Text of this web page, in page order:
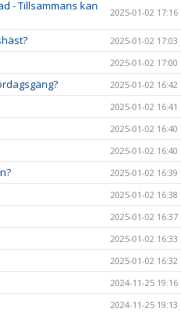
- Tillsammans kan
2025-01-02 17:16
2025-01-02 17:03
2025-01-02 17:00
2025-01-02 16:42
2025-01-02 16:41
2025-01-02 16:40
2025-01-02 16:40
2025-01-02 16:39
2025-01-02 16:38
2025-01-02 16:37
2025-01-02 16:33
2025-01-02 16:32
2024-11-25 19:16
2024-11-25 19:13